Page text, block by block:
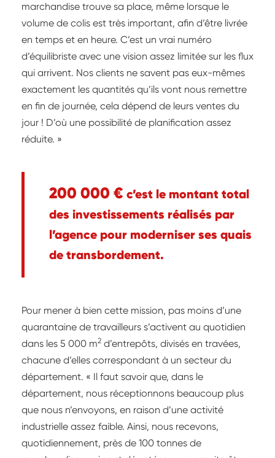
marchandise trouve sa place, même lorsque le
volume de colis est très important, afin d’être livrée
en temps et en heure. C’est un vrai numéro
d’équilibriste avec une vision assez limitée sur les flux
qui arrivent. Nos clients ne savent pas eux-mêmes
exactement les quantités qu’ils vont nous remettre
en fin de journée, cela dépend de leurs ventes du
jour ! D’où une possibilité de planification assez
réduite. »
200 000 € c’est le montant total
des investissements réalisés par
l’agence pour moderniser ses quais
de transbordement.
Pour mener à bien cette mission, pas moins d’une
quarantaine de travailleurs s’activent au quotidien
dans les 5 000 m2 d’entrepôts, divisés en travées,
chacune d’elles correspondant à un secteur du
département. « Il faut savoir que, dans le
département, nous réceptionnons beaucoup plus
que nous n’envoyons, en raison d’une activité
industrielle assez faible. Ainsi, nous recevons,
quotidiennement, près de 100 tonnes de